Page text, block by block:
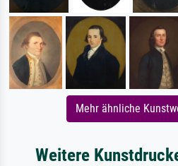
Mehr ähnliche
Weitere